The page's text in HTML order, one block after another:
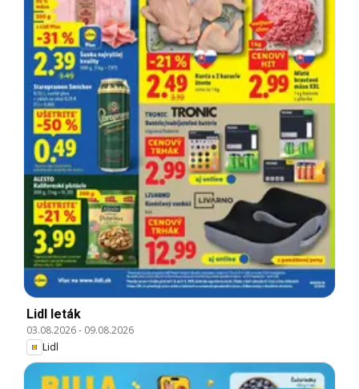
Lidl leták
03.08.2026- 09.08.2026
Lidl